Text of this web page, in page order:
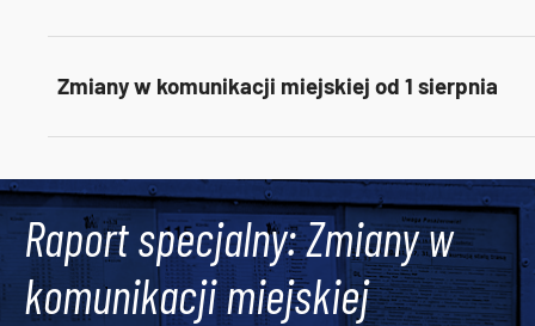
Zmiany w komunikacji miejskiej od 1 sierpnia
Raport specjalny: Zmiany w
komunikacji miejskiej